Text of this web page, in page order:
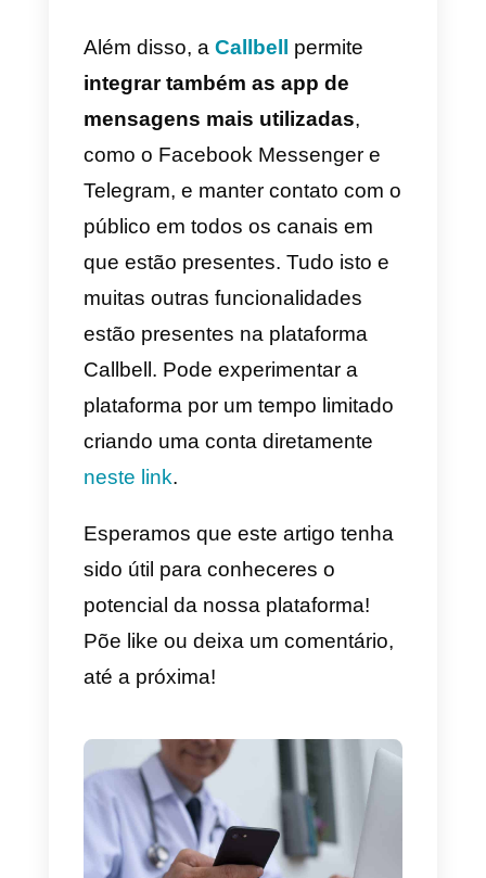
Embora a versão Business do
WhatsApp possa ser aberta no
computador através do
WhatsApp Web,não permite a
utilização em vários
dispositivos . O que significa
cada funcionário de assistência
ao doente deve ter a sua própria
conta.
Isto pode ser um grande
problema, sobretudo emclínicas
com muitos funcionários
arriscando criar confusão para os
usuários que simplesmente
profissionais de saúde de forma
rápida e eficiente.
Neste sentido, aCallbell oferece